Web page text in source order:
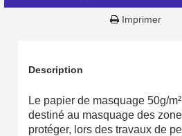
Livraison sous 24 h
Livraison offerte en France
Paiement en 4x sans frais
Imprimer
Description
Le papier de masquage 50g/
destiné au masquage des
protéger, lors des travaux de